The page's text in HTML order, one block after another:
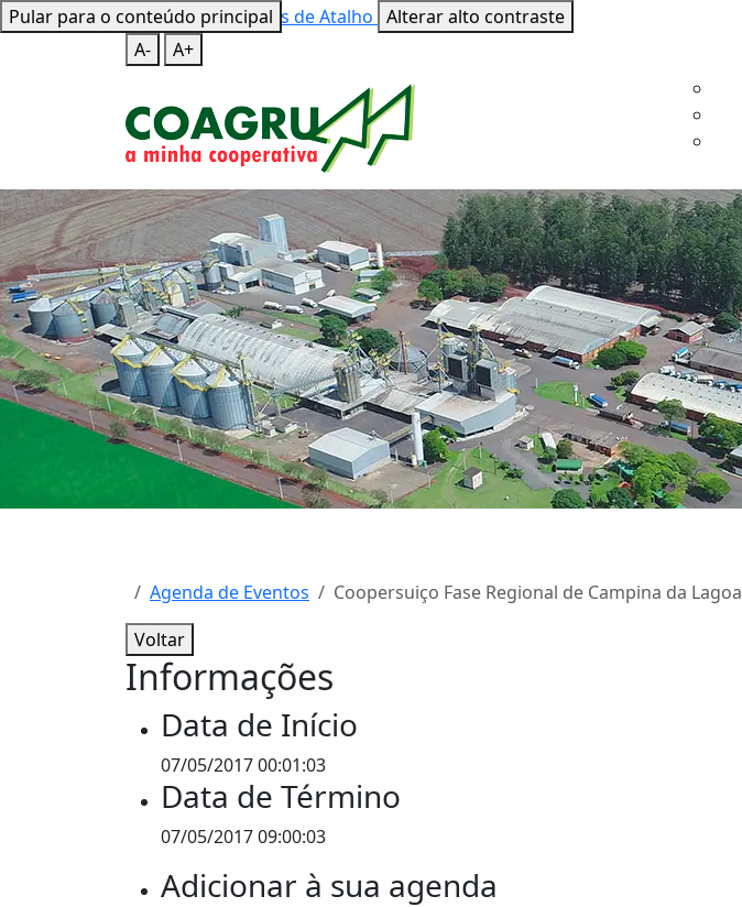
Pular para o conteúdo principal
Mapa do Site Teclas de Atalho Alterar alto contraste
A-
A+
Agenda de Eventos
Coopersuiço Fase Regional de Campina da Lagoa
Voltar
Informações
Data de Início
07/05/2017 00:01:03
Data de Término
07/05/2017 09:00:03
Adicionar à sua agenda